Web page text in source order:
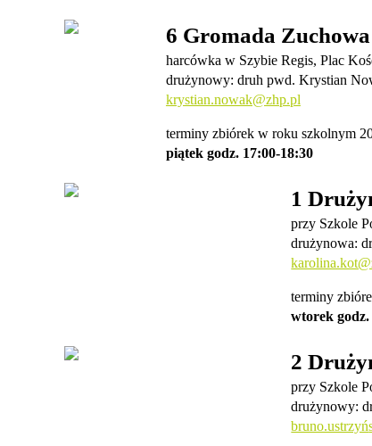
6 Gromada
harcówka w Szybie Regis, Plac
drużynowy: druh pwd. Krystian
krystian.nowak@zhp.pl
terminy zbiórek w roku szkolnym
piątek godz. 17:00-18:30
1
przy Szkole
drużynowa:
terminy
wtorek godz.
2
przy Szkole
drużynowy:
bruno.ustrzyń